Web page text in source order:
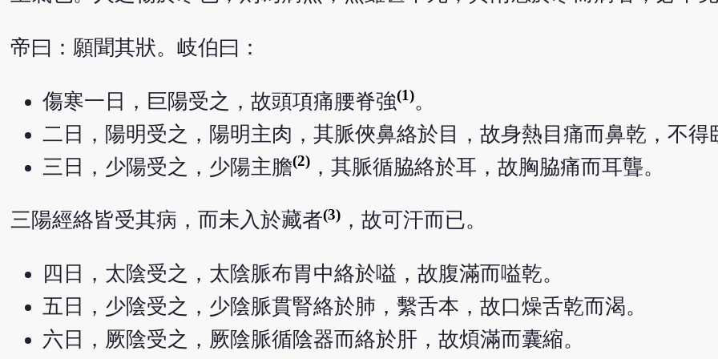
帝曰：願聞其狀。岐伯曰：
傷寒一日，巨陽受之，故頭項痛腰脊強(1)。
二日，陽明受之，陽明主肉，其脈俠鼻絡於目，故身熱目痛而鼻乾，不得
三日，少陽受之，少陽主膽(2)，其脈循脇絡於耳，故胸脇痛而耳聾。
三陽經絡皆受其病，而未入於藏者(3)，故可汗而已。
四日，太陰受之，太陰脈布胃中絡於嗌，故腹滿而嗌乾。
五日，少陰受之，少陰脈貫腎絡於肺，繫舌本，故口燥舌乾而渴。
六日，厥陰受之，厥陰脈循陰器而絡於肝，故煩滿而囊縮。